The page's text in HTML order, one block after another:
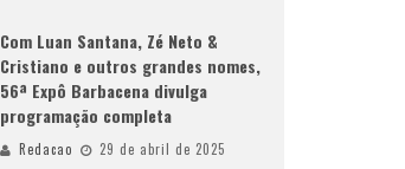
Com Luan Santana, Zé Neto &
Cristiano e outros grandes nomes,
56ª Expô Barbacena divulga
programação completa
Redacao 29 de abril de 2025